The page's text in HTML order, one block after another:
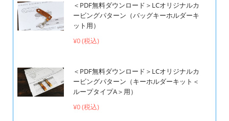
＜PDF無料ダウンロード＞LCオリジナルカ
ービングパターン（バッグキーホルダーキ
ット用）
¥0 (税込)
＜PDF無料ダウンロード＞LCオリジナルカ
ービングパターン（キーホルダーキット＜
ループタイプA＞用）
¥0 (税込)